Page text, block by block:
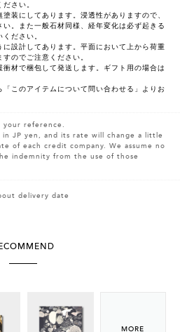
さい。
装にしてあります。浸透性がありますので、
。また一般石材同様、経年変化は必ず起きる
ださい。
に設計してあります。平面において上から荷重
のでご注意ください。
衝材で梱包して発送します。ギフト用の場合は
このアイテムについて問い合わせる」よりお
your reference.
in JP yen, and its rate will change a little
of each credit company. We assume no
indemnity from the use of those
delivery date